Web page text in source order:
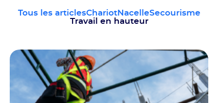
Tous les articlesChariotNacelleSecourisme
Travail en hauteur